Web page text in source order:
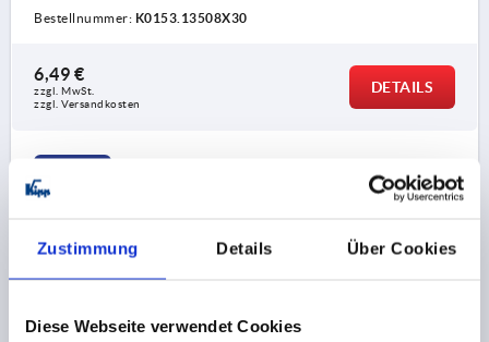
Zustimmung Details Über Cookies
Diese Webseite verwendet Cookies
Bestellnummer: K0153.13508X30
6,49 €
zzgl. MwSt.
zzgl. Versandkosten
DETAILS